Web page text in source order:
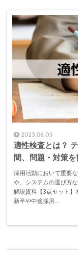
2023.06.05
適性検査とは？
間、問題・対策
採用活動において重要
や、システムの選び方
解説資料【3点セット】
新卒や中途採用...